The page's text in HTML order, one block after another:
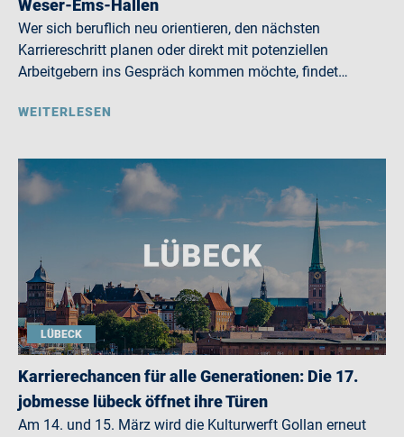
Weser-Ems-Hallen
Wer sich beruflich neu orientieren, den nächsten
Karriereschritt planen oder direkt mit potenziellen
Arbeitgebern ins Gespräch kommen möchte, findet…
WEITERLESEN
LÜBECK
Karrierechancen für alle Generationen: Die 17.
jobmesse lübeck öffnet ihre Türen
Am 14. und 15. März wird die Kulturwerft Gollan erneut